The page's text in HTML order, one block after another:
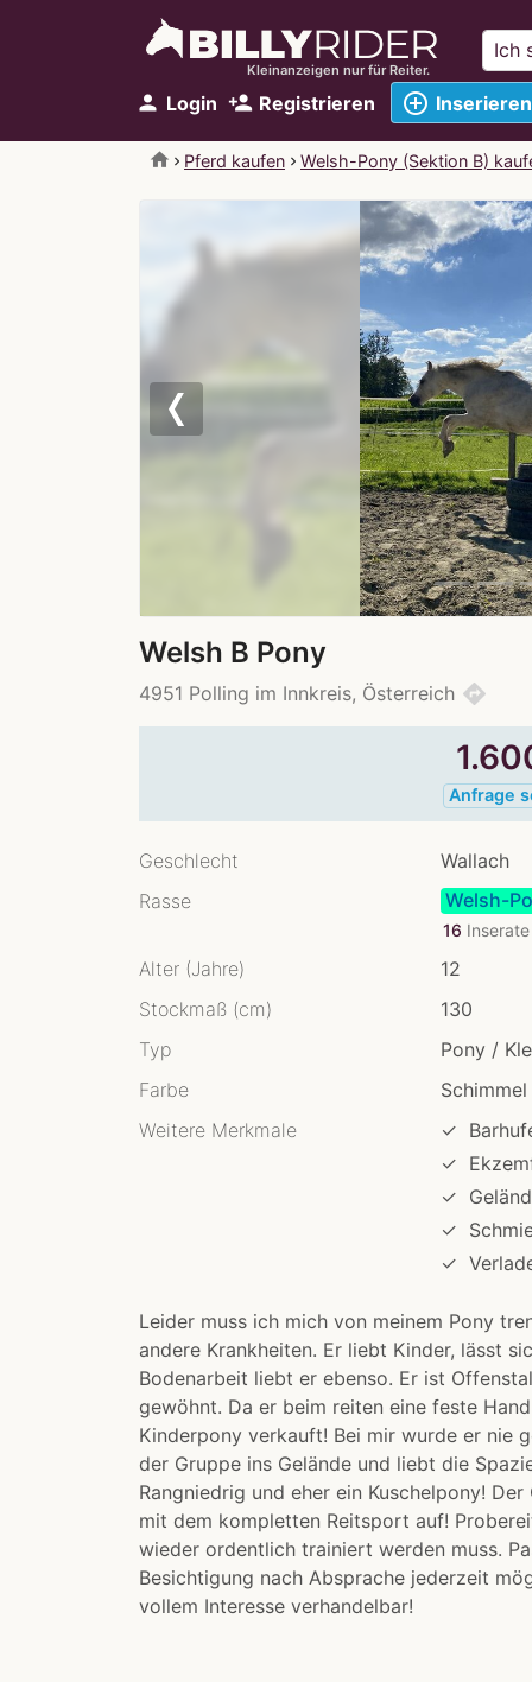
Kleinanzeigen nur für Reiter.
person Login person_add Registrieren add_circle_outline Inserieren
home Pferd kaufen Welsh-Pony (Sektion B)
Welsh B Pony
4951 Polling im Innkreis, Österreich directions
Anfrage
Geschlecht
Wallach
Rasse
Welsh-
16
Alter (Jahre)
12
Stockmaß (cm)
130
Typ
Pony /
Farbe
Schimmel
Weitere Merkmale
✓
✓
✓
✓
✓
Leider muss ich mich von meinem Pony
andere Krankheiten. Er liebt Kinder, lässt
Bodenarbeit liebt er ebenso. Er ist
gewöhnt. Da er beim reiten eine feste
Kinderpony verkauft! Bei mir wurde er nie
der Gruppe ins Gelände und liebt die
Rangniedrig und eher ein Kuschelpony!
mit dem kompletten Reitsport auf!
wieder ordentlich trainiert werden muss.
Besichtigung nach Absprache jederzeit
vollem Interesse verhandelbar!